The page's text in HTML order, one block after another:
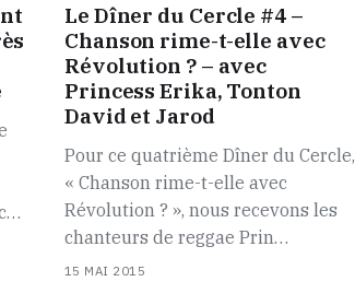
Le Dîner du Cercle #4 –
Chanson rime-t-elle avec
Révolution ? – avec
Princess Erika, Tonton
David et Jarod
Pour ce quatrième Dîner du Cercle,
« Chanson rime-t-elle avec
Révolution ? », nous recevons les
chanteurs de reggae Prin…
15 MAI 2015